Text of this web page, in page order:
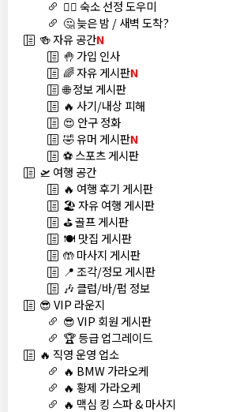
🏊‍♀️ 숙소 선정 도우미
🤔 늦은 밤 / 새벽 도착?
🍻 자유 공간N
🤚 가입 인사
🌈 자유 게시판N
🌐 정보 게시판
🔥 사기/내상 피해
😍 안구 정화
🤣 유머 게시판N
⚽ 스포츠 게시판
🛫 여행 공간
🔥 여행 후기 게시판
🏖️ 자유 여행 게시판
⛳ 골프 게시판
🍽️ 맛집 게시판
🤲 마사지 게시판
📍 조각/정모 게시판
🎶 클럽/바/펍 정보
😎 VIP 라운지
😎 VIP 회원 게시판
🏆 등급 업그레이드
🔥 직영 운영 업소
🔥 BMW 가라오케
🔥 황제 가라오케
🔥 맥심 킹 스파 & 마사지